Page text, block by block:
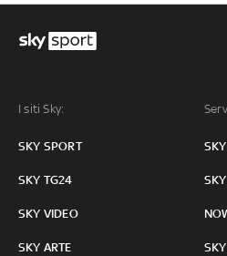
I siti Sky:
SKY SPORT
SKY TG24
SKY VIDEO
SKY ARTE